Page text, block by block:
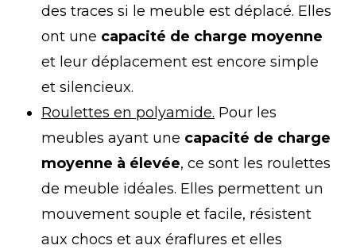
des traces si le meuble est déplacé. Elles
ont une capacité de charge moyenne
et leur déplacement est encore simple
et silencieux.
Roulettes en polyamide. Pour les
meubles ayant une capacité de charge
moyenne à élevée, ce sont les roulettes
de meuble idéales. Elles permettent un
mouvement souple et facile, résistent
aux chocs et aux éraflures et elles